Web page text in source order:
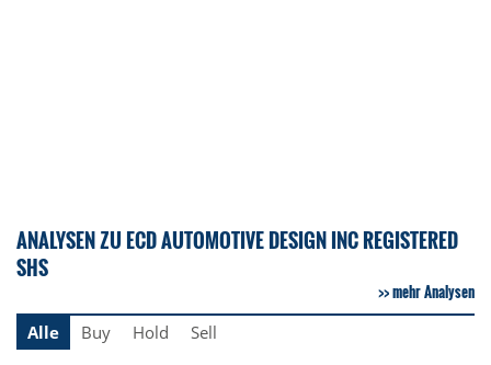
ANALYSEN ZU ECD AUTOMOTIVE DESIGN INC REGISTERED
SHS
mehr Analysen
Alle
Buy Hold Sell